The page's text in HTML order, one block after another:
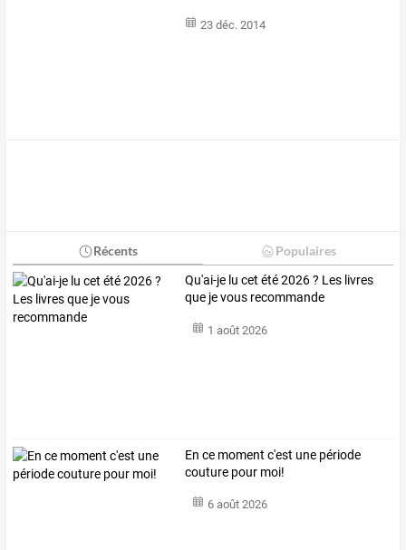
23 déc. 2014
Récents Populaires
Qu'ai-je lu cet été 2026 ? Les livres
que je vous recommande
1 août 2026
En ce moment c'est une période
couture pour moi!
6 août 2026